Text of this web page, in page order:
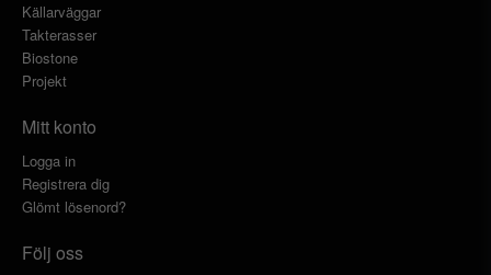
Källarväggar
Takterasser
Biostone
Projekt
Mitt konto
Logga in
Registrera dig
Glömt lösenord?
Följ oss